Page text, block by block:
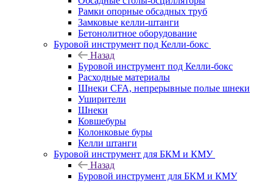
Рамки опорные обсадных труб
Замковые келли-штанги
Бетонолитное оборудование
Буровой инструмент под Келли-бокс
Назад
Буровой инструмент под Келли-бокс
Расходные материалы
Шнеки CFA, непрерывные полые шнеки
Уширители
Шнеки
Ковшебуры
Колонковые буры
Келли штанги
Буровой инструмент для БКМ и КМУ
Назад
Буровой инструмент для БКМ и КМУ